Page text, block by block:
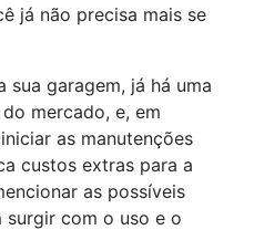
já não precisa mais se
garagem, já há uma
mercado, e, em
as manutenções
custos extras para a
as possíveis
surgir com o uso e o